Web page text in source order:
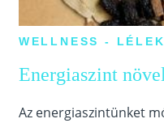
WELLNESS - LÉLEK
Energiaszint
Az energiaszintünket